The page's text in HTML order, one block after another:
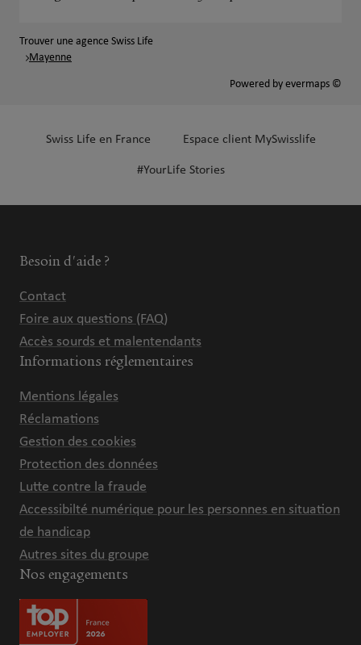
Trouver une agence Swiss Life
Mayenne
Powered by evermaps ©
Swiss Life en France Espace client MySwisslife
#YourLife Stories
Besoin d'aide ?
Contact
Foire aux questions (FAQ)
Accès sourds et malentendants
Informations réglementaires
Mentions légales
Réclamations
Gestion des cookies
Protection des données
Lutte contre la fraude
Accessibilté numérique pour les personnes en situation
de handicap
Autres sites du groupe
Nos engagements